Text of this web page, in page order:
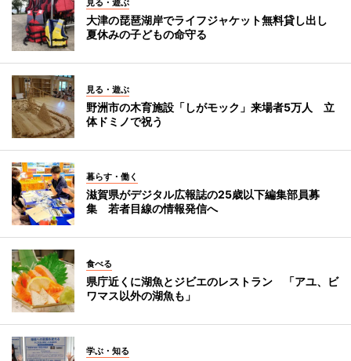
見る・遊ぶ
大津の琵琶湖岸でライフジャケット無料貸し出し
夏休みの子どもの命守る
見る・遊ぶ
野洲市の木育施設「しがモック」来場者5万人 立
体ドミノで祝う
暮らす・働く
滋賀県がデジタル広報誌の25歳以下編集部員募
集 若者目線の情報発信へ
食べる
県庁近くに湖魚とジビエのレストラン 「アユ、ビ
ワマス以外の湖魚も」
学ぶ・知る